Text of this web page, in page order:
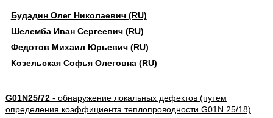
Будадин Олег Николаевич (RU)
Шелемба Иван Сергеевич (RU)
Федотов Михаил Юрьевич (RU)
Козельская Софья Олеговна (RU)
G01N25/72- обнаружение локальных дефектов (путем
определения коэффициента теплопроводности G01N 25/18)